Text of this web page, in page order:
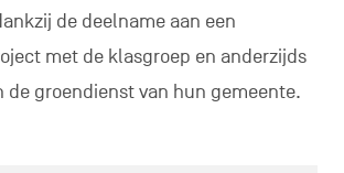
de deelname aan een
met de klasgroep en anderzijds
de groendienst van hun gemeente.